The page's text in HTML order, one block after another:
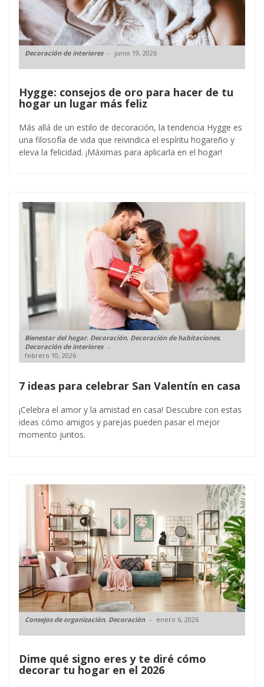
Decoración de interiores junio 19, 2026
Hygge: consejos de oro para hacer de tu
hogar un lugar más feliz
Más allá de un estilo de decoración, la tendencia Hygge es
una filosofía de vida que reivindica el espíritu hogareño y
eleva la felicidad. ¡Máximas para aplicarla en el hogar!
Bienestar del hogar, Decoración, Decoración de habitaciones,
Decoración de interiores
febrero 10, 2026
7 ideas para celebrar San Valentín en casa
¡Celebra el amor y la amistad en casa! Descubre con estas
ideas cómo amigos y parejas pueden pasar el mejor
momento juntos.
Consejos de organización, Decoración enero 6, 2026
Dime qué signo eres y te diré cómo
decorar tu hogar en el 2026